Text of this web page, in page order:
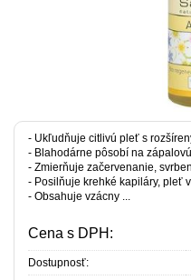
- Ukľudňuje citlivú pleť s
- Blahodárne pôsobí na
- Zmierňuje začervenanie,
- Posilňuje krehké kapiláry, pleť
- Obsahuje vzácny ...
Cena s DPH:
Dostupnosť: